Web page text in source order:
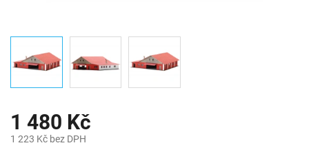
1 480 Kč
1 223 Kč bez DPH